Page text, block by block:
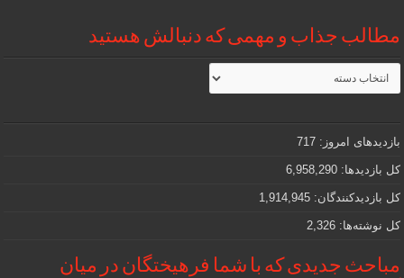
مطالب جذاب و مهمی که دنبالش هستید
مطالب
جذاب
و
که
دنبالش
هستید
بازدیدهای امروز: 717
کل بازدیدها: 6,958,290
کل بازدیدکنند‌گان: 1,914,945
کل نوشته‌ها: 2,326
مباحث جدیدی که با شما فرهیختگان در میان